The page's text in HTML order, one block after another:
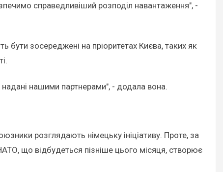
справедливіший розподіл навантаження", -
зосереджені на пріоритетах Києва, таких як
нашими партнерами", - додала вона.
розглядають німецьку ініціативу. Проте, за
що відбудеться пізніше цього місяця, створює